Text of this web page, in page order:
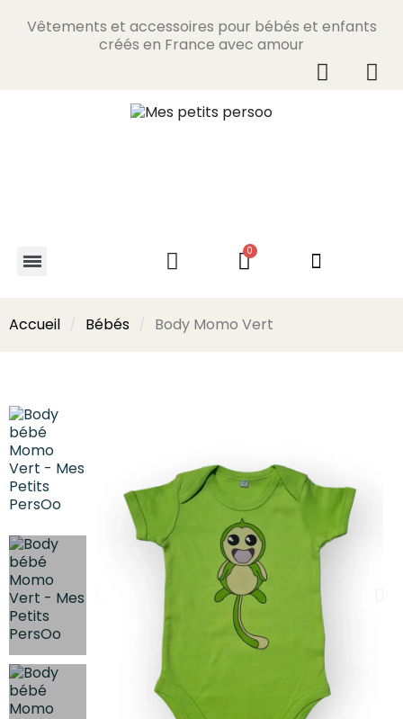
Vêtements et accessoires pour bébés et enfants
créés en France avec amour
Accueil Bébés Body Momo Vert